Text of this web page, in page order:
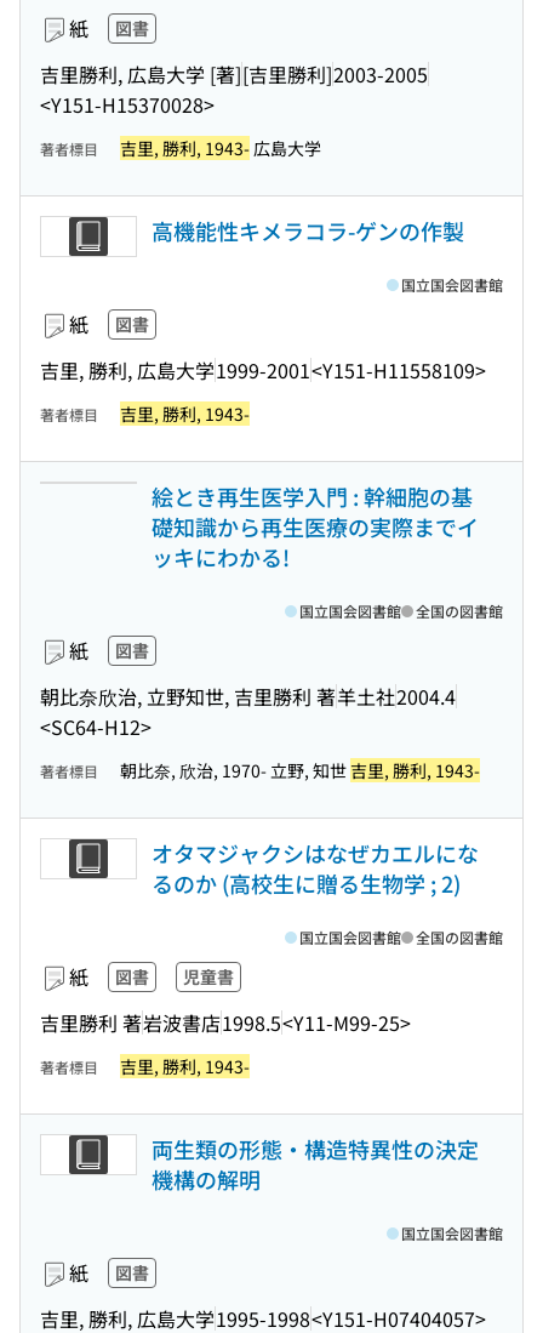
紙 図書
吉里勝利, 広島大学 [著][吉里勝利]2003-2005
<Y151-H15370028>
著者標目 吉里, 勝利, 1943-広島大学
高機能性キメラコラ-ゲンの作製
紙 図書
吉里, 勝利, 広島大学1999-2001<Y151-H11558109>
国立国会図書館
著者標目 吉里, 勝利, 1943-
絵とき再生医学入門 : 幹細胞の基
礎知識から再生医療の実際までイ
ッキにわかる!
紙 図書
朝比奈欣治, 立野知世, 吉里勝利 著羊土社2004.4
<SC64-H12>
国立国会図書館 全国の図書館
著者標目 朝比奈, 欣治, 1970- 立野, 知世吉里, 勝利, 1943-
オタマジャクシはなぜカエルにな
るのか (高校生に贈る生物学 ; 2)
紙 図書 児童書
吉里勝利 著岩波書店1998.5<Y11-M99-25>
国立国会図書館 全国の図書館
著者標目 吉里, 勝利, 1943-
両生類の形態・構造特異性の決定
機構の解明
紙 図書
吉里, 勝利, 広島大学1995-1998<Y151-H07404057>
国立国会図書館